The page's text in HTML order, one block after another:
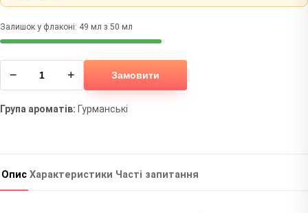
Залишок у флаконі: 49 мл з 50 мл
− + Замовити
Група ароматів: Гурманські
Опис Характеристики Часті запитання